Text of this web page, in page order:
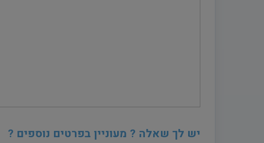
יש לך שאלה ? מעוניין בפרטים נוספים ?